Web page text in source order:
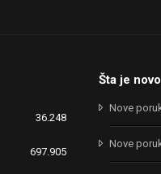
36.248
697.905
Šta je
Nove
Nove